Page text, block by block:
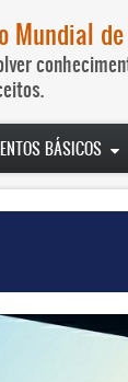
Mundial
BÁSICOS